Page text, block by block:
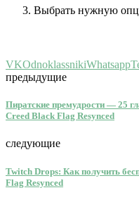
Выбрать нужную
VKOdnoklassnikiWhatsapp
предыдущие
Пиратские премудрости — 25
Creed Black Flag Resynced
следующие
Twitch Drops: Как получить
Flag Resynced